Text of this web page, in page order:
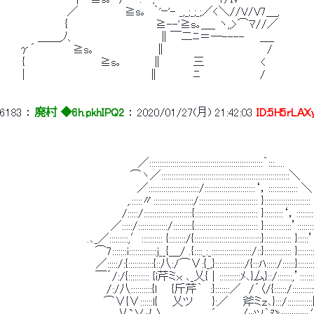
／　　　　　　≧s｡　｀'ｰ'- _,_;_;_;／<＼//V/V7＿,
{　　　　　　　　 　 　 ≧--'≧s｡＿_ ヽ,,>⌒ﾏ//／
＿＿,ﾉ、　　　　　　 　 　 　 ∥￣二ﾆ＝―----　　＿_
γ´ 　 　 　 ≧s｡　　　　　　　　∥　　　　　　　　　　　　　/
{　　 　 　 　 　 　 ≧s｡　　　　∥　　 　 三　 　 　 　 　 <
|　　　　　　　　　　　　　　　　∥　 　 　 ﾆ 　 　 　 　 　 /
6183 ： 廃村 ◆6h.pkhIPQ2 ： 2020/01/27(月) 21:42:03
／::::::::::::::::::::::::::::::::::::::::::::::::::::::｀:::.....
⌒ヽ／:::::::::::::::::::::::::::::::::::::::::::::::::::::::::::::＼
／::::::::::::::::::::::::/::::::::::::::::::::::::‘，::::::::::::::
,.:::::〃:::::::::::::::::::/:::::::::::::::::::::::::::: }::::::::::::::::::::::
/:::::/:::::::::::::::::::::::{:::::::::::::::::::::::::::::: }:::::::::‘，
／:::::/::::::::::::::/:::::::::{::::::::::::::::::::::::::::::
.､_／:::::::::,′:::::::::: {::::::::/{::::::::::::::::::::::::::::::::}:::::::::::::
⌒7:::::::i:::::::::::::ｊ__{＿/ .{::::_:_:::::::::::::::::::/::}:::::::::::::
／:::::/:{::::::::::::{::八:/⌒∨:{_,}::::::::::::::/{:::ﾊ:::::/
￣´/:/{:::::::::: {i芹ミｘ ､_乂{｜::::::::::ﾒ､}厶}::/
/:/八::::::::::{l 　 {斤芹｀　:}:::::::／　/´〈/{::::::/
⌒∨{∨::::::l{ 　 乂ツ　　 }:／ 　 斧ミｚ､}:::/::::::::::::ﾄ､:::::{　